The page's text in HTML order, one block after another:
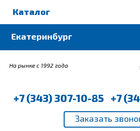
Каталог
На рынке с 1992 года
+7 (343) 307-10-85 +7